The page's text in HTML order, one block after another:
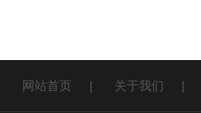
网站首页 | 关于我们 |